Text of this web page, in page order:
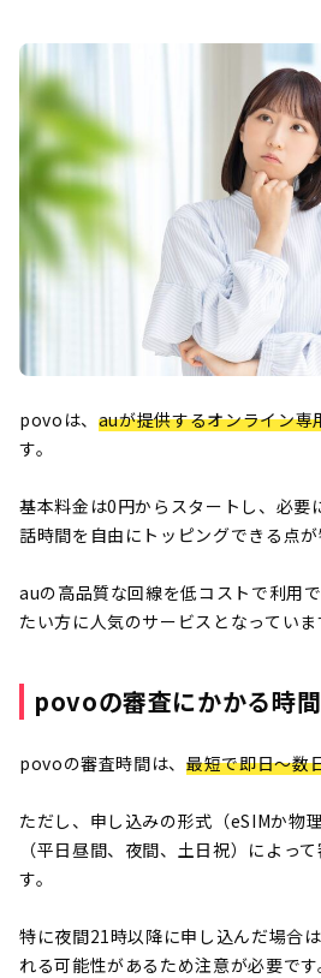
povoは、 auが提供するオンライン専
す。
基本料金は0円からスタートし、必要
話時間を自由にトッピングできる点が
auの高品質な回線を低コストで利用
たい方に人気のサービスとなっていま
povoの審査にかかる時間
povoの審査時間は、最短で即日～数
ただし、申し込みの形式（eSIMか物
（平日昼間、夜間、土日祝）によっ
す。
特に夜間21時以降に申し込んだ場合
れる可能性があるため注意が必要です